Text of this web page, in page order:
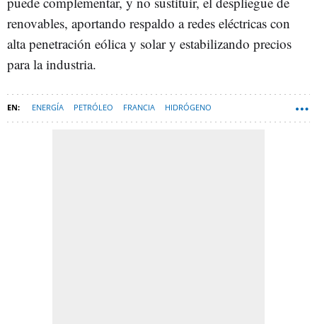
renovables, aportando respaldo a redes eléctricas con
alta penetración eólica y solar y estabilizando precios
para la industria.
ENERGÍA PETRÓLEO FRANCIA HIDRÓGENO